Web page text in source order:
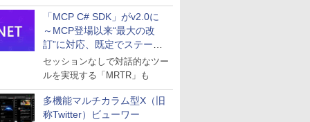
「MCP C# SDK」がv2.0に
～MCP登場以来“最大の改
訂”に対応、既定でステート
レスへ
セッションなしで対話的なツー
ルを実現する「MRTR」も
多機能マルチカラム型X（旧
称Twitter）ビューワー